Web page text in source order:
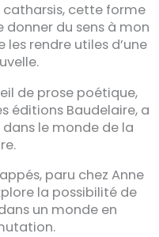
catharsis, cette forme
donner du sens à mon
les rendre utiles d’une
de prose poétique,
éditions Baudelaire, a
le monde de la
paru chez Anne
la possibilité de
un monde en